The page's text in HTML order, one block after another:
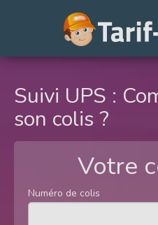
Suivi UPS :
son colis ?
Votre
Numéro de colis